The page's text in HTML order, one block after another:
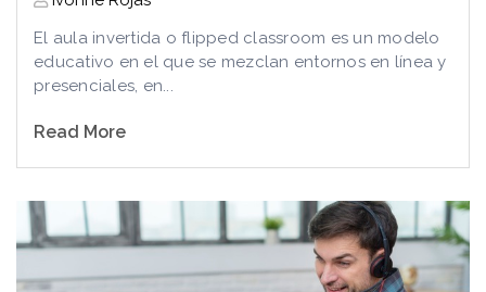
El aula invertida o flipped classroom es un modelo
educativo en el que se mezclan entornos en línea y
presenciales, en...
Read More